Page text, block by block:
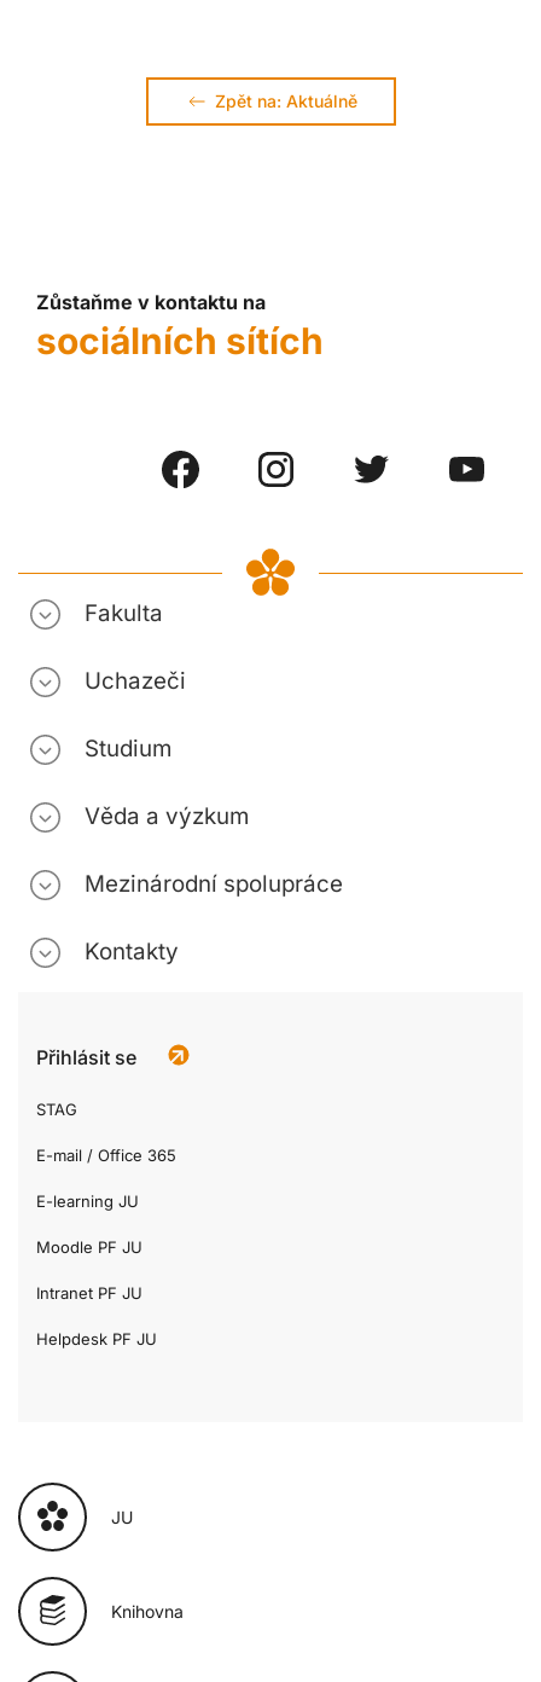
Zpět na: Aktuálně
Zůstaňme v kontaktu na
sociálních sítích
Fakulta
Uchazeči
Studium
Věda a výzkum
Mezinárodní spolupráce
Kontakty
Přihlásit se
STAG
E-mail / Office 365
E-learning JU
Moodle PF JU
Intranet PF JU
Helpdesk PF JU
JU
Knihovna